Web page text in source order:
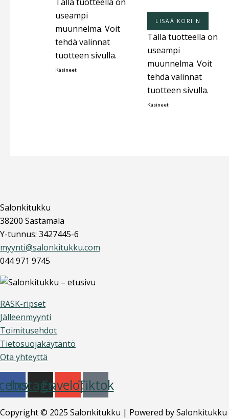
useampi
muunnelma. Voit
tehdä valinnat
tuotteen sivulla.
Käsineet
LISÄÄ KORIIN
Tällä tuotteella on
useampi
muunnelma. Voit
tehdä valinnat
tuotteen sivulla.
Käsineet
Salonkitukku
38200 Sastamala
Y-tunnus: 3427445-6
myynti@salonkitukku.com
044 971 9745
RASK-ripset
Jälleenmyynti
Toimitusehdot
Tietosuojakäytäntö
Ota yhteyttä
Instagram
EnvelopeTiktok
Copyright © 2025 Salonkitukku | Powered by Salonkitukku